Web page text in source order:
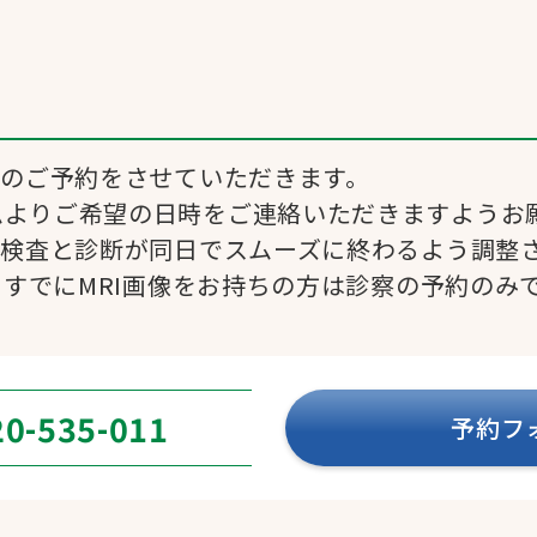
ご予約をさせていただきます。
りご希望の日時をご連絡いただきますようお
査と診断が同日でスムーズに終わるよう調整
でにMRI画像をお持ちの方は診察の予約のみ
535-011 予約フ